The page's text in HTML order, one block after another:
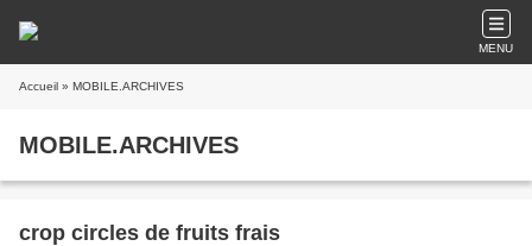
MENU
Accueil » MOBILE.ARCHIVES
MOBILE.ARCHIVES
crop circles de fruits frais